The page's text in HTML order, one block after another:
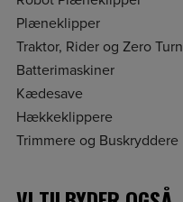
Plæneklipper
Traktor, Rider og Zero Turn
Batterimaskiner
Kædesave
Hækkeklippere
Trimmere og Buskryddere